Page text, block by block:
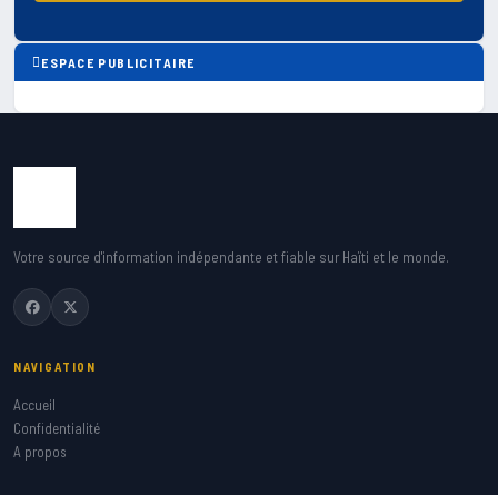
ESPACE PUBLICITAIRE
Votre source d'information indépendante et fiable sur Haïti et le monde.
NAVIGATION
Accueil
Confidentialité
A propos